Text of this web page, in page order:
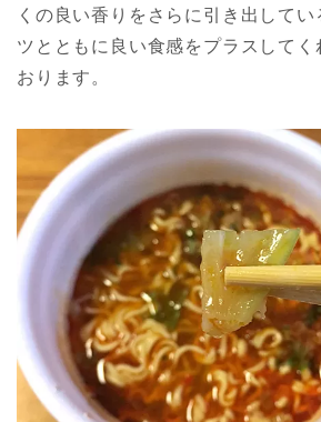
くの良い香りをさらに引き出して
ツとともに良い食感をプラスしてく
おります。